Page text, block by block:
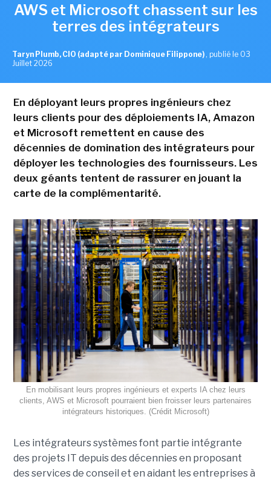
AWS et Microsoft chassent sur les
terres des intégrateurs
Taryn Plumb, CIO (adapté par Dominique Filippone) , publié le 03
Juillet 2026
En déployant leurs propres ingénieurs chez
leurs clients pour des déploiements IA, Amazon
et Microsoft remettent en cause des
décennies de domination des intégrateurs pour
déployer les technologies des fournisseurs. Les
deux géants tentent de rassurer en jouant la
carte de la complémentarité.
En mobilisant leurs propres ingénieurs et experts IA chez leurs
clients, AWS et Microsoft pourraient bien froisser leurs partenaires
intégrateurs historiques. (Crédit Microsoft)
Les intégrateurs systèmes font partie intégrante
des projets IT depuis des décennies en proposant
des services de conseil et en aidant les entreprises à